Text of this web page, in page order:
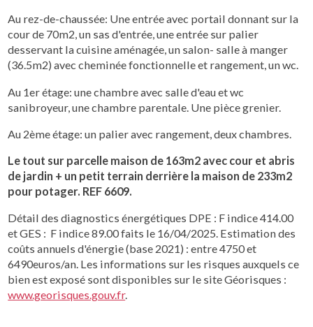
Au rez-de-chaussée: Une entrée avec portail donnant sur la
cour de 70m2, un sas d'entrée, une entrée sur palier
desservant la cuisine aménagée, un salon- salle à manger
(36.5m2) avec cheminée fonctionnelle et rangement, un wc.
Au 1er étage: une chambre avec salle d'eau et wc
sanibroyeur, une chambre parentale. Une pièce grenier.
Au 2ème étage: un palier avec rangement, deux chambres.
Le tout sur parcelle maison de 163m2 avec cour et abris
de jardin + un petit terrain derrière la maison de 233m2
pour potager. REF 6609.
Détail des diagnostics énergétiques DPE : F indice 414.00
et GES : F indice 89.00 faits le 16/04/2025. Estimation des
coûts annuels d'énergie (base 2021) : entre 4750 et
6490euros/an. Les informations sur les risques auxquels ce
bien est exposé sont disponibles sur le site Géorisques :
www.georisques.gouv.fr.